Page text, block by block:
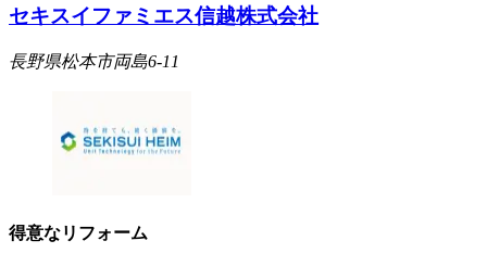
セキスイファミエス信越株式会社
長野県松本市両島6-11
得意なリフォーム